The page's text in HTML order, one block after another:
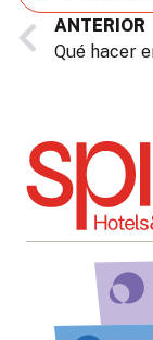
ANTERIOR